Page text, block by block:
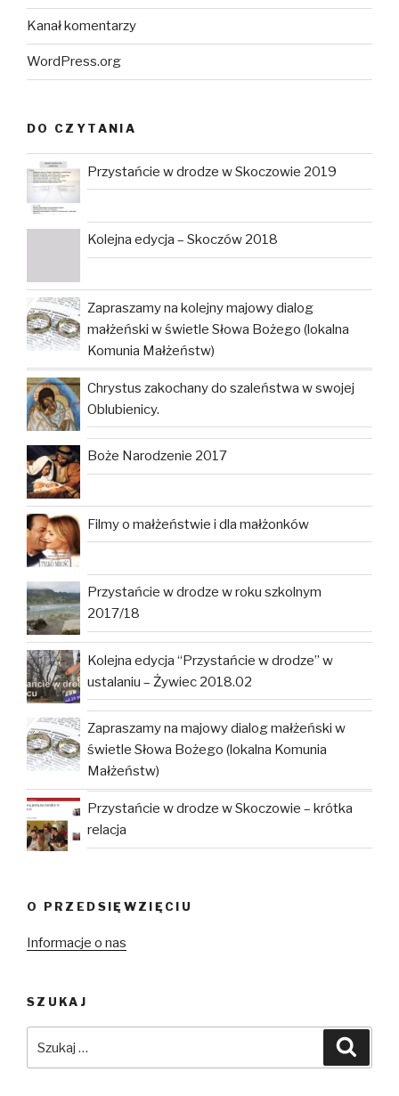
Kanał komentarzy
WordPress.org
DO CZYTANIA
Przystańcie w drodze w Skoczowie 2019
Kolejna edycja – Skoczów 2018
Zapraszamy na kolejny majowy dialog
małżeński w świetle Słowa Bożego (lokalna
Komunia Małżeństw)
Chrystus zakochany do szaleństwa w swojej
Oblubienicy.
Boże Narodzenie 2017
Filmy o małżeństwie i dla małżonków
Przystańcie w drodze w roku szkolnym
2017/18
Kolejna edycja “Przystańcie w drodze” w
ustalaniu – Żywiec 2018.02
Zapraszamy na majowy dialog małżeński w
świetle Słowa Bożego (lokalna Komunia
Małżeństw)
Przystańcie w drodze w Skoczowie – krótka
relacja
O PRZEDSIĘWZIĘCIU
Informacje o nas
SZUKAJ